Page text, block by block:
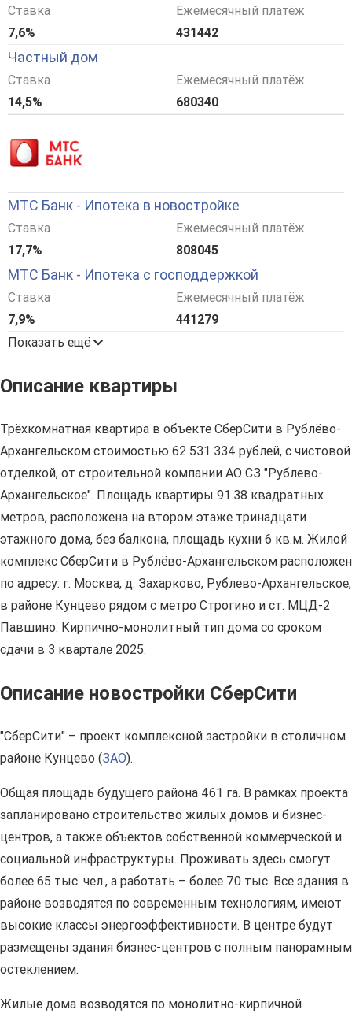
Ставка
7,6%
Ежемесячный платёж
431442
Частный дом
Ставка
14,5%
Ежемесячный платёж
680340
МТС Банк - Ипотека в новостройке
Ставка
17,7%
Ежемесячный платёж
808045
МТС Банк - Ипотека с господдержкой
Ставка
7,9%
Ежемесячный платёж
441279
Показать ещё
Описание квартиры
Трёхкомнатная квартира в объекте СберСити в Рублёво-
Архангельском стоимостью 62 531 334 рублей, с чистовой
отделкой, от строительной компании АО СЗ "Рублево-
Архангельское". Площадь квартиры 91.38 квадратных
метров, расположена на втором этаже тринадцати
этажного дома, без балкона, площадь кухни 6 кв.м. Жилой
комплекс СберСити в Рублёво-Архангельском расположен
по адресу: г. Москва, д. Захарково, Рублево-Архангельское,
в районе Кунцево рядом с метро Строгино и ст. МЦД-2
Павшино. Кирпично-монолитный тип дома со сроком
сдачи в 3 квартале 2025.
Описание новостройки СберСити
"СберСити" – проект комплексной застройки в столичном
районе Кунцево (ЗАО).
Общая площадь будущего района 461 га. В рамках проекта
запланировано строительство жилых домов и бизнес-
центров, а также объектов собственной коммерческой и
социальной инфраструктуры. Проживать здесь смогут
более 65 тыс. чел., а работать – более 70 тыс. Все здания в
районе возводятся по современным технологиям, имеют
высокие классы энергоэффективности. В центре будут
размещены здания бизнес-центров с полным панорамным
остеклением.
Жилые дома возводятся по монолитно-кирпичной